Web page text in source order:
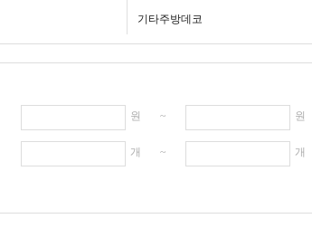
기타주방데코
원 ~ 원
개 ~ 개